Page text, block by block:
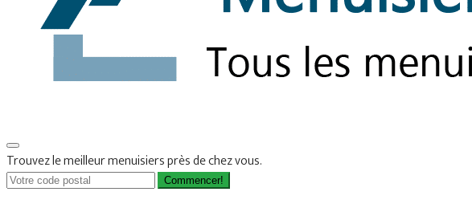
Trouvez le meilleur menuisiers près de chez vous.
Commencer!